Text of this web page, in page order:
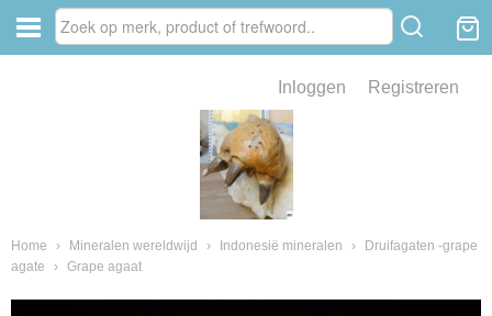
Inloggen Registreren
Home › Mineralen wereldwijd › Indonesië mineralen ›
Druifagaten -grape
agate
› Grape agaat
van fossielen en mineralen